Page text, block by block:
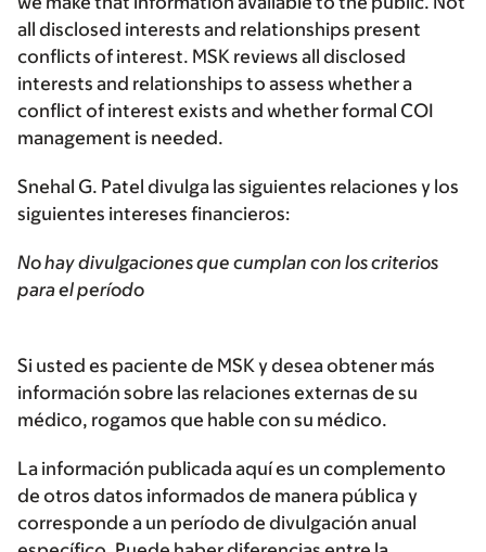
all disclosed interests and relationships present
conflicts of interest. MSK reviews all disclosed
interests and relationships to assess whether a
conflict of interest exists and whether formal COI
management is needed.
Snehal G. Patel divulga las siguientes relaciones y los
siguientes intereses financieros:
No hay divulgaciones que cumplan con los criterios
para el período
Si usted es paciente de MSK y desea obtener más
información sobre las relaciones externas de su
médico, rogamos que hable con su médico.
La información publicada aquí es un complemento
de otros datos informados de manera pública y
corresponde a un período de divulgación anual